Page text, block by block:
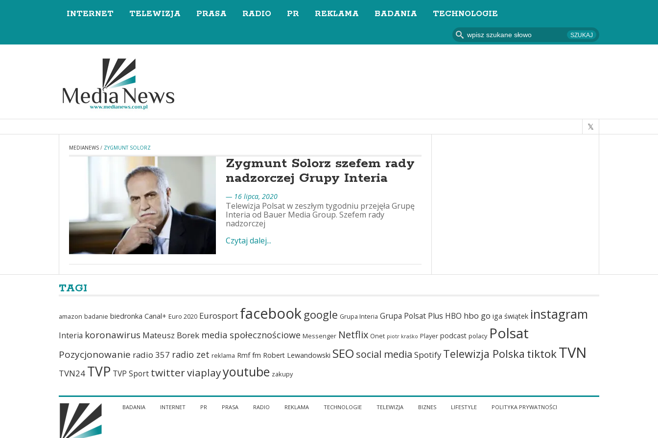
INTERNET TELEWIZJA PRASA RADIO PR REKLAMA BADANIA TECHNOLOGIE
MEDIANEWS / ZYGMUNT SOLORZ
Zygmunt Solorz szefem rady
nadzorczej Grupy Interia
— 16 lipca, 2020
Telewizja Polsat w zeszłym tygodniu przejęła Grupę
Interia od Bauer Media Group. Szefem rady
nadzorczej
Czytaj dalej...
TAGI
amazon badanie biedronka Canal+ Euro 2020 Eurosport facebook google Grupa Interia Grupa Polsat Plus HBO hbo go iga świątek instagram
Interia koronawirus Mateusz Borek media społecznościowe Messenger Netflix Onet piotr kraśko Player podcast polacy Polsat
Pozycjonowanie radio 357 radio zet reklama Rmf fm Robert Lewandowski SEO social media Spotify Telewizja Polska tiktokTVN
TVN24 TVP TVP Sport twitterviaplayyoutube zakupy
BADANIA INTERNET PR PRASA RADIO REKLAMA TECHNOLOGIE TELEWIZJA BIZNES LIFESTYLE POLITYKA PRYWATNOŚCI